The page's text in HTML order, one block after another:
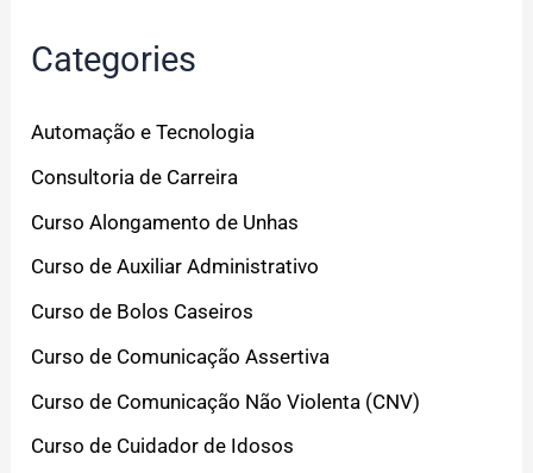
Categories
Automação e Tecnologia
Consultoria de Carreira
Curso Alongamento de Unhas
Curso de Auxiliar Administrativo
Curso de Bolos Caseiros
Curso de Comunicação Assertiva
Curso de Comunicação Não Violenta (CNV)
Curso de Cuidador de Idosos